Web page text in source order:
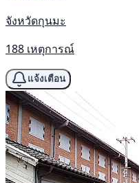
จังหวัดกุนมะ
188 เหตุการณ์
แจ้งเตือน